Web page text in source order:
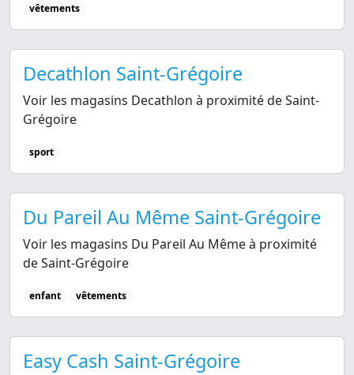
vêtements
Decathlon Saint-Grégoire
Voir les magasins Decathlon à proximité de Saint-
Grégoire
sport
Du Pareil Au Même Saint-Grégoire
Voir les magasins Du Pareil Au Même à proximité
de Saint-Grégoire
enfant vêtements
Easy Cash Saint-Grégoire